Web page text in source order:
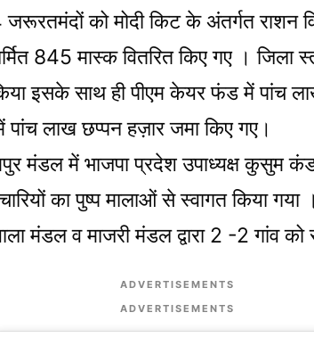
को मोदी किट के अंतर्गत राशन
निर्मित 845 मास्क वितरित किए गए ।
इसके साथ ही पीएम केयर फंड में पांच
लाख छप्पन हज़ार जमा किए गए।
मंडल में भाजपा प्रदेश उपाध्यक्ष कुसुम
का पुष्प मालाओं से स्वागत किया गया ।
मंडल व माजरी मंडल द्वारा 2 -2 गांव
ADVERTISEMENTS
ADVERTISEMENTS